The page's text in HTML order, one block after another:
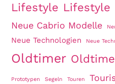
Lifestyle Lifestyle
Neue Cabrio Modelle
Neue Technologien Neue
Oldtimer
Prototypen Segeln Touren